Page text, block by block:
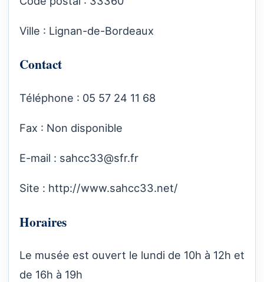
Ville : Lignan-de-Bordeaux
Contact
Téléphone : 05 57 24 11 68
Fax : Non disponible
E-mail : sahcc33@sfr.fr
Site : http://www.sahcc33.net/
Horaires
Le musée est ouvert le lundi de 10h à 12h et
de 16h à 19h